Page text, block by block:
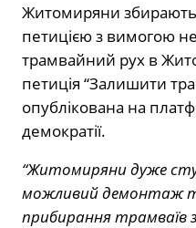
Житомиряни
петицією з вимогою не
трамвайний рух в
петиція “Залишити
опублікована на
демократії.
“Житомиряни дуже
можливий демонтаж
прибирання трамваїв